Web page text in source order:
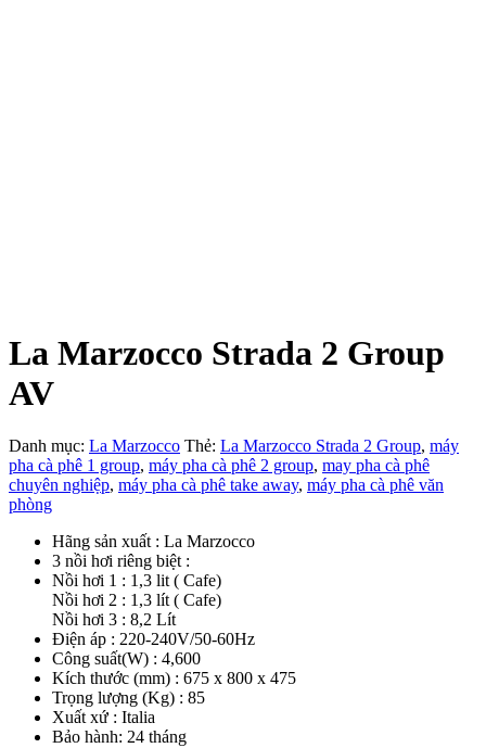
La Marzocco Strada 2 Group
AV
Danh mục: La Marzocco Thẻ: La Marzocco Strada 2 Group, máy
pha cà phê 1 group, máy pha cà phê 2 group, may pha cà phê
chuyên nghiệp, máy pha cà phê take away, máy pha cà phê văn
phòng
Hãng sản xuất : La Marzocco
3 nồi hơi riêng biệt :
Nồi hơi 1 : 1,3 lit ( Cafe)
Nồi hơi 2 : 1,3 lít ( Cafe)
Nồi hơi 3 : 8,2 Lít
Điện áp : 220-240V/50-60Hz
Công suất(W) : 4,600
Kích thước (mm) : 675 x 800 x 475
Trọng lượng (Kg) : 85
Xuất xứ : Italia
Bảo hành: 24 tháng